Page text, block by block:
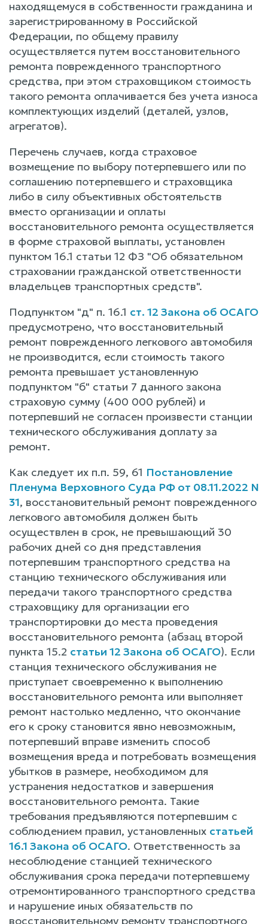
находящемуся в собственности гражданина и
зарегистрированному в Российской
Федерации, по общему правилу
осуществляется путем восстановительного
ремонта поврежденного транспортного
средства, при этом страховщиком стоимость
такого ремонта оплачивается без учета износа
комплектующих изделий (деталей, узлов,
агрегатов).
Перечень случаев, когда страховое
возмещение по выбору потерпевшего или по
соглашению потерпевшего и страховщика
либо в силу объективных обстоятельств
вместо организации и оплаты
восстановительного ремонта осуществляется
в форме страховой выплаты, установлен
пунктом 16.1 статьи 12 ФЗ "Об обязательном
страховании гражданской ответственности
владельцев транспортных средств".
Подпунктом "д" п. 16.1 ст. 12 Закона об ОСАГО
предусмотрено, что восстановительный
ремонт поврежденного легкового автомобиля
не производится, если стоимость такого
ремонта превышает установленную
подпунктом "б" статьи 7 данного закона
страховую сумму (400 000 рублей) и
потерпевший не согласен произвести станции
технического обслуживания доплату за
ремонт.
Как следует их п.п. 59, 61 Постановление
Пленума Верховного Суда РФ от 08.11.2022 N
31, восстановительный ремонт поврежденного
легкового автомобиля должен быть
осуществлен в срок, не превышающий 30
рабочих дней со дня представления
потерпевшим транспортного средства на
станцию технического обслуживания или
передачи такого транспортного средства
страховщику для организации его
транспортировки до места проведения
восстановительного ремонта (абзац второй
пункта 15.2 статьи 12 Закона об ОСАГО). Если
станция технического обслуживания не
приступает своевременно к выполнению
восстановительного ремонта или выполняет
ремонт настолько медленно, что окончание
его к сроку становится явно невозможным,
потерпевший вправе изменить способ
возмещения вреда и потребовать возмещения
убытков в размере, необходимом для
устранения недостатков и завершения
восстановительного ремонта. Такие
требования предъявляются потерпевшим с
соблюдением правил, установленных статьей
16.1 Закона об ОСАГО. Ответственность за
несоблюдение станцией технического
обслуживания срока передачи потерпевшему
отремонтированного транспортного средства
и нарушение иных обязательств по
восстановительному ремонту транспортного